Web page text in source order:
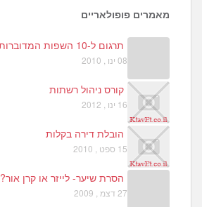
מאמרים פופולאריים
תרגום ל-10 השפות המדוברות בעולם
08 ינו , 2010
קורס ניהול רשתות
16 ינו , 2012
הובלת דירה בקלות
15 ספט , 2010
הסרת שיער- לייזר או קרן אור?
27 דצמ , 2009